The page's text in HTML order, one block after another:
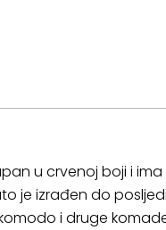
u crvenoj boji i
je izrađen do
i druge